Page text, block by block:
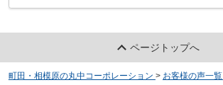
ページトップへ
町田・相模原の丸中コーポレーション > お客様の声一覧